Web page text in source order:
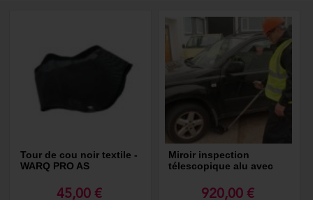
Tour de cou noir textile -
WARQ PRO AS
45,00 €
Miroir inspection
télescopique alu avec
920,00 €